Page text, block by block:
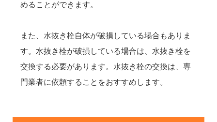
めることができます。
また、水抜き栓自体が破損している場合もありま
す。水抜き栓が破損している場合は、水抜き栓を
交換する必要があります。水抜き栓の交換は、専
門業者に依頼することをおすすめします。